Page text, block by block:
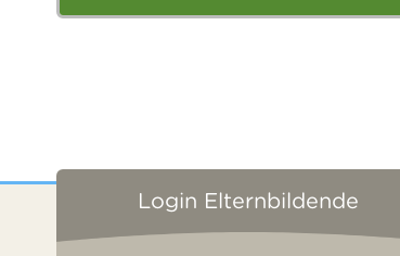
Login Elternbildende